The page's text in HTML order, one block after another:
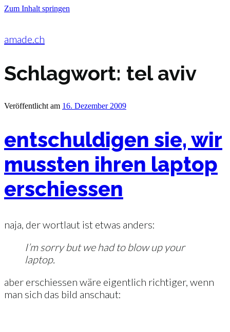
Zum Inhalt springen
amade.ch
Schlagwort: tel aviv
Veröffentlicht am 16. Dezember 2009
entschuldigen sie, wir
mussten ihren laptop
erschiessen
naja, der wortlaut ist etwas anders:
I’m sorry but we had to blow up your
laptop.
aber erschiessen wäre eigentlich richtiger, wenn
man sich das bild anschaut: